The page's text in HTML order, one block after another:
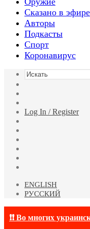
Сказано в эфире
Авторы
Подкасты
Спорт
Коронавирус
статья
Log In / Register
ENGLISH
РУССКИЙ
❗❗ Во многих